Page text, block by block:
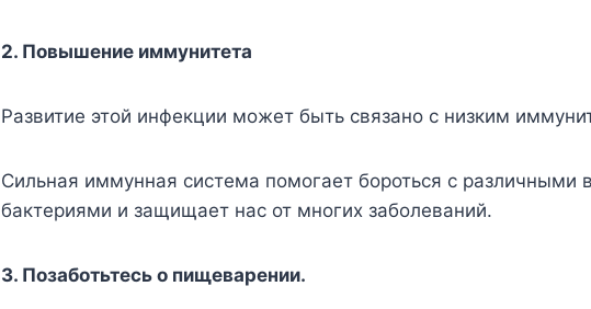
2. Повышение иммунитета
Развитие этой инфекции может быть связано с низким
Сильная иммунная система помогает бороться с различными
бактериями и защищает нас от многих заболеваний.
3. Позаботьтесь о пищеварении.